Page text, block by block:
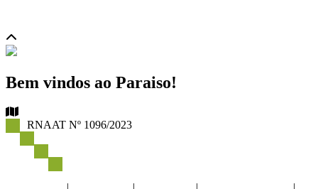
Bem vindos ao Paraiso!
RNAAT Nº 1096/2023